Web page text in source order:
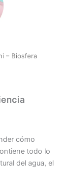
– Biosfera
cómo
todo lo
del agua, el